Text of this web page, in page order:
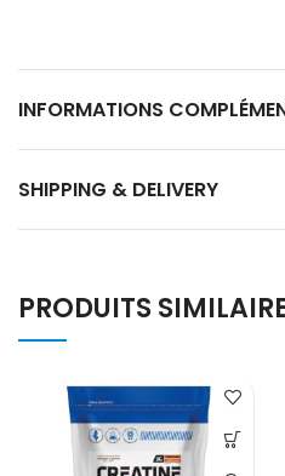
INFORMATIONS
SHIPPING & DELIVERY
PRODUITS